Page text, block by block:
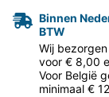
Binnen
BTW
Wij
voor € 8,00
Voor België
minimaal €